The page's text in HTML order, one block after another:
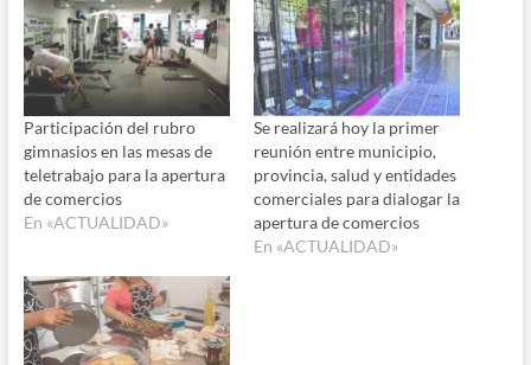
Participación del rubro
gimnasios en las mesas de
teletrabajo para la apertura
de comercios
En «ACTUALIDAD»
Se realizará hoy la primer
reunión entre municipio,
provincia, salud y entidades
comerciales para dialogar la
apertura de comercios
En «ACTUALIDAD»